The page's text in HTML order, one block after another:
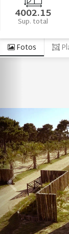
4002.15
Sup. total
Fotos